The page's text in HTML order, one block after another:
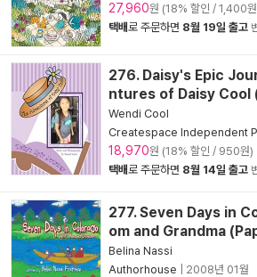
27,960원 (18% 할인 / 1,400
택배로 주문하면 8월 19일 출고
276. Daisy's Epic
ntures of Daisy Cool
Wendi Cool
Createspace Independent
18,970원 (18% 할인 / 950원)
택배로 주문하면 8월 14일 출고
277. Seven Days in
om and Grandma
Belina Nassi
Authorhouse
2008년 01월